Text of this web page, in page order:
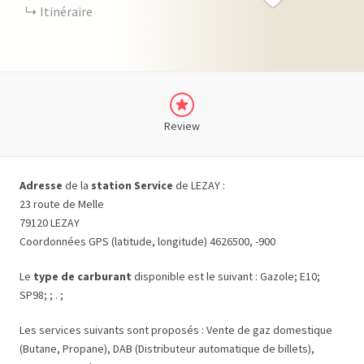
Itinéraire
Review
Adresse de la station Service de LEZAY :
23 route de Melle
79120 LEZAY
Coordonnées GPS (latitude, longitude) 4626500, -900
Le type de carburant disponible est le suivant : Gazole; E10;
SP98; ; . ;
Les services suivants sont proposés : Vente de gaz domestique
(Butane, Propane), DAB (Distributeur automatique de billets),